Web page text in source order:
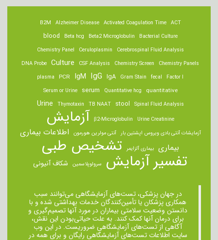
ACT
Activated Coagulation Time
Alzheimer Disease
B2M
Bacterial Culture
Beta2 Microglobulin
Beta hcg
blood
Cerebrospinal Fluid Analysis
Ceruloplasmin
Chemistry Panel
Chemistry Panels
Chemistry Screen
CSF Analysis
Culture
DNA Probe
Factor I
fecal
Gram Stain
IgA
IgG
IgM
PCR
plasma
quantitative
Quantitative hcg
serum
Serum or Urine
Spinal Fluid Analysis
stool
TB NAAT
Thymotaxin
Urine
Urine Creatinine
β2-Microglobulin آزمایش
آزمایشات آنتی بادی ویروس اپشتین بار آنتی مولرین هورمون اطلاعات بیماری
بیماری بیماری آلزایمر تشخیص طبی
تفسیر آزمایش سرولوپلاسمین شکاف آنیونی
در جهان پزشکی، تست‌های آزمایشگاهی می‌توانند سبب
همکاری پزشکان یا تأمین‌کنندگان خدمات بهداشتی شده و با
دانستن وضعیت سلامتی بیماران در مورد آنها تصمیم‌گیری و
برای درمان ‌آنها کمک کنند. به علت حیاتی‌بودن این نقش،
آگاهی از تست‌های آزمایشگاهی ضروریست. در این وب
سایت اطلاعات تست‌های آزمایشگاهی رایگان و برای همه در